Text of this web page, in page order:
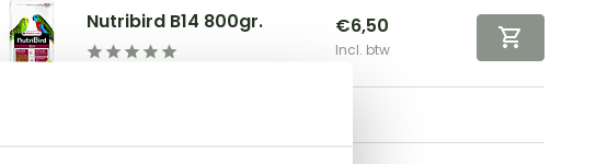
Nutribird B14 800gr. €6,50
Incl. btw